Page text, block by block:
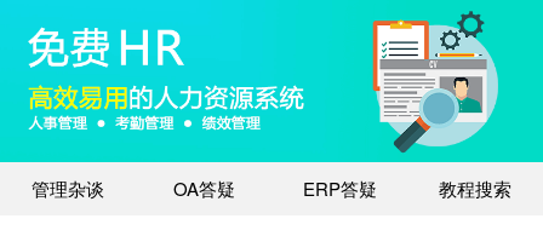
管理杂谈 OA答疑 ERP答疑 教程搜索